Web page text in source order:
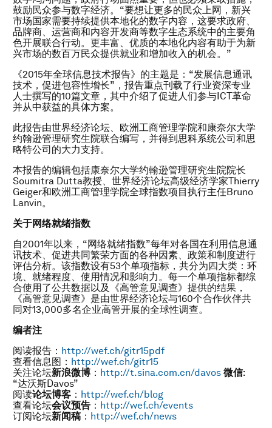
鼓励民众参与数字经济。“要想让更多的民众上网，新兴
市场国家需要持续提供本地化的数字内容，这要求政府、
品牌商、运营商和内容开发商等数字生态系统中的主要角
色开展联合行动。更丰富、优质的本地化内容有助于为新
兴市场的数百万民众提供就业和增加收入的机会。”
《2015年全球信息技术报告》的主题是：“发展信息通讯
技术，促进包容性增长”，报告重点刊载了行业资深专业
人士撰写的10篇文章，其中介绍了促进人们参与ICT革命
并从中获益的具体方案。
此报告由世界经济论坛、欧洲工商管理学院和康奈尔大学
约翰逊管理研究生院联合编写，并得到思科系统公司和思
略特公司的大力支持。
本报告的编辑包括康奈尔大学约翰逊管理研究生院院长
Soumitra Dutta教授、世界经济论坛高级经济学家Thierry
Geiger和欧洲工商管理学院全球指数项目执行主任Bruno
Lanvin。
关于网络就绪指数
自2001年以来，“网络就绪指数”每年对各国在利用信息通
讯技术、促进共同繁荣方面的各种因素、政策和制度进行
评估分析。该指数设有53个单项指标，共分为四大类：环
境、就绪程度、使用情况和影响力。每一个单项指标都综
合使用了公共数据以及《高管意见调查》提供的结果，
《高管意见调查》是由世界经济论坛与160个合作伙伴共
同对13,000多名企业高管开展的全球性调查。
编者注
阅读报告： http://wef.ch/gitr15pdf
查看信息图： http://wef.ch/gitr15
关注论坛新浪微博 ： http://t.sina.com.cn/davos 微信:
“达沃斯Davos”
阅读论坛博客 ： http://wef.ch/blog
查看论坛会议预告 ： http://wef.ch/events
订阅论坛新闻稿 ： http://wef.ch/news